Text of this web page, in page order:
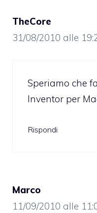
TheCore
31/08/2010 alle
Speriamo che
Inventor per
Rispondi
Marco
11/09/2010 alle